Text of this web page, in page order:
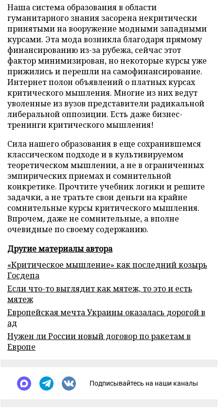
Наша система образования в области
гуманитарного знания засорена некритически
принятыми на вооружение модными западными
курсами. Эта мода возникла благодаря прямому
финансированию из-за рубежа, сейчас этот
фактор минимизирован, но некоторые курсы уже
прижились и перешли на самофинансирование.
Интернет полон объявлений о платных курсах
критического мышления. Многие из них ведут
уволенные из вузов представители радикальной
либеральной оппозиции. Есть даже бизнес-
тренинги критического мышления!
Сила нашего образования в еще сохранившемся
классическом подходе и в культивируемом
теоретическом мышлении, а не в ограниченных
эмпирических приемах и сомнительной
конкретике. Прочтите учебник логики и решите
задачки, а не тратьте свои деньги на крайне
сомнительные курсы критического мышления.
Впрочем, даже не сомнительные, а вполне
очевидные по своему содержанию.
Другие материалы автора
«Критическое мышление» как последний козырь
Госдепа
Если что-то выглядит как мятеж, то это и есть
мятеж
Европейская мечта Украины оказалась дорогой в
ад
Нужен ли России новый договор по ракетам в
Европе
Подписывайтесь на наши каналы